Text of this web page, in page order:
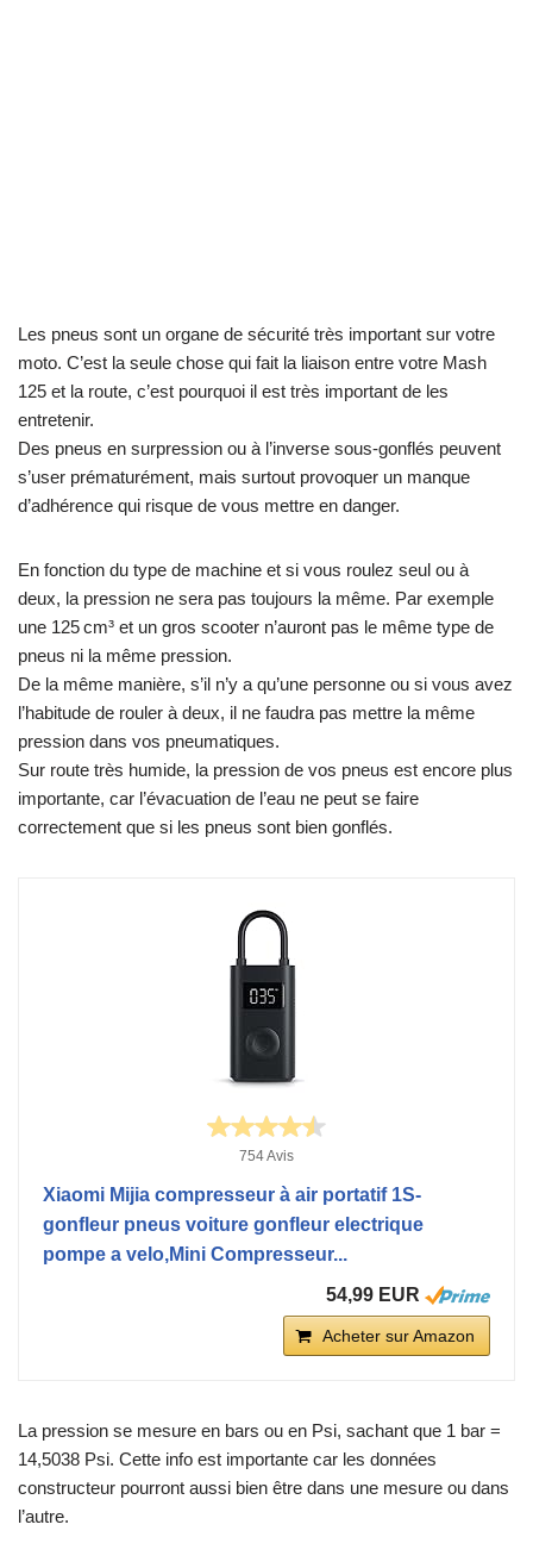
Les pneus sont un organe de sécurité très important sur votre
moto. C’est la seule chose qui fait la liaison entre votre Mash
125 et la route, c’est pourquoi il est très important de les
entretenir.
Des pneus en surpression ou à l’inverse sous-gonflés peuvent
s’user prématurément, mais surtout provoquer un manque
d’adhérence qui risque de vous mettre en danger.
En fonction du type de machine et si vous roulez seul ou à
deux, la pression ne sera pas toujours la même. Par exemple
une 125 cm³ et un gros scooter n’auront pas le même type de
pneus ni la même pression.
De la même manière, s’il n’y a qu’une personne ou si vous avez
l’habitude de rouler à deux, il ne faudra pas mettre la même
pression dans vos pneumatiques.
Sur route très humide, la pression de vos pneus est encore plus
importante, car l’évacuation de l’eau ne peut se faire
correctement que si les pneus sont bien gonflés.
754 Avis
Xiaomi Mijia compresseur à air portatif 1S-
gonfleur pneus voiture gonfleur electrique
pompe a velo,Mini Compresseur...
54,99 EUR
Acheter sur Amazon
La pression se mesure en bars ou en Psi, sachant que 1 bar =
14,5038 Psi. Cette info est importante car les données
constructeur pourront aussi bien être dans une mesure ou dans
l’autre.